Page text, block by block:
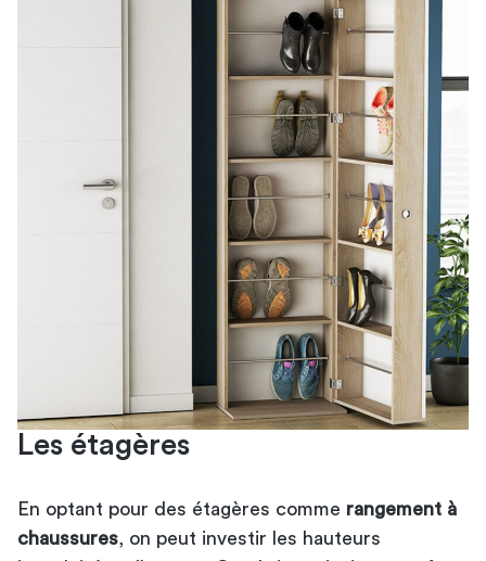
Les étagères
En optant pour des étagères comme rangement à
chaussures , on peut investir les hauteurs